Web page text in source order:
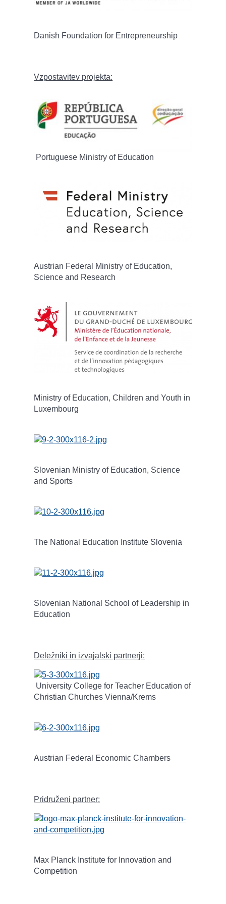
Danish Foundation for Entrepreneurship
Vzpostavitev projekta:
Portuguese Ministry of Education
Austrian Federal Ministry of Education,
Science and Research
Ministry of Education, Children and Youth in
Luxembourg
Slovenian Ministry of Education, Science
and Sports
The National Education Institute Slovenia
Slovenian National School of Leadership in
Education
Deležniki in izvajalski partnerji:
University College for Teacher Education of
Christian Churches Vienna/Krems
Austrian Federal Economic Chambers
Pridruženi partner:
Max Planck Institute for Innovation and
Competition